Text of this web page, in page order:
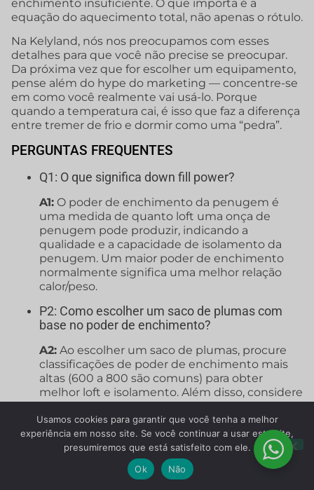
enchimento insuficiente. O que importa é a
equação do aquecimento total, não apenas o rótulo.
Na Kelyland, nós nos preocupamos com esses
detalhes para que você não precise se preocupar.
Da próxima vez que for escolher um equipamento,
pense além do hype do marketing — concentre-se
em como você realmente vai usá-lo. Porque
quando a temperatura cai, é isso que faz a diferença
entre tremer de frio e dormir como uma “pedra”.
PERGUNTAS FREQUENTES
Q1: O que significa down fill power?
A1: O poder de enchimento da penugem é
uma medida de quanto loft uma onça de
penugem pode produzir, indicando a
qualidade e a capacidade de isolamento da
penugem. Um maior poder de enchimento
normalmente significa uma melhor relação
calor/peso.
P2: Como escolher um saco de plumas com
base no poder de enchimento?
A2: Ao escolher um saco de plumas, procure
classificações de poder de enchimento mais
altas (600 a 800 são comuns) para obter
melhor loft e isolamento. Além disso, considere
o peso e o volume da penugem usada para
obter o calor ideal.
P3: Qual é a importância da capacidade de
enchimento dos sacos de dormir?
O poder de enchimento dos sacos de
Usamos cookies para garantir que você tenha a melhor
experiência em nosso site. Se você continuar a usar este site,
presumiremos que está satisfeito com ele.
Ok
Não